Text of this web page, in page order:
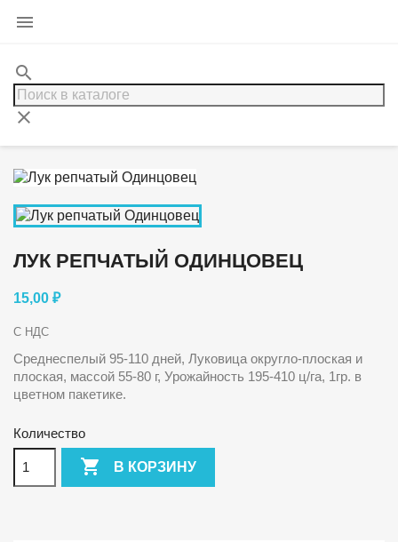

search
clear
ЛУК РЕПЧАТЫЙ ОДИНЦОВЕЦ
15,00 ₽
С НДС
Среднеспелый 95-110 дней, Луковица округло-плоская и
плоская, массой 55-80 г, Урожайность 195-410 ц/га, 1гр. в
цветном пакетике.
Количество
 В КОРЗИНУ